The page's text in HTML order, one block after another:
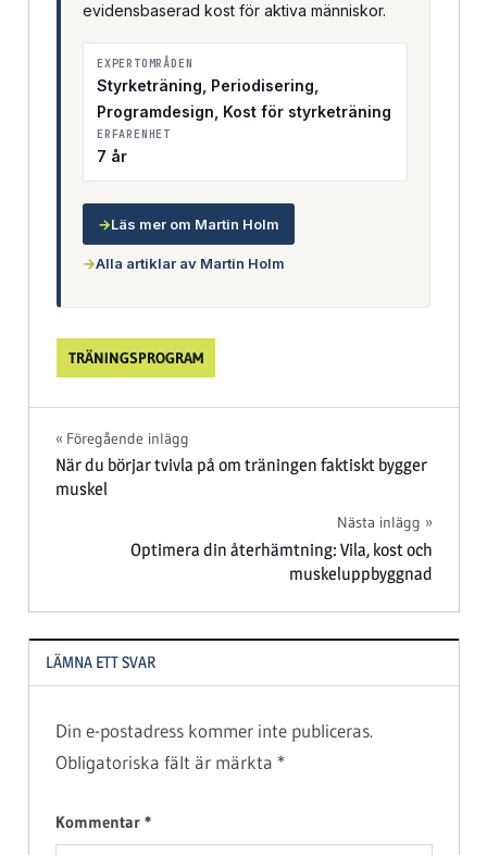
evidensbaserad kost för aktiva människor.
EXPERTOMRÅDEN
Styrketräning, Periodisering,
Programdesign, Kost för styrketräning
ERFARENHET
7 år
→Läs mer om Martin Holm
→Alla artiklar av Martin Holm
TRÄNINGSPROGRAM
Inläggsnavigering
Föregående inlägg
När du börjar tvivla på om träningen faktiskt bygger
muskel
Nästa inlägg
Optimera din återhämtning: Vila, kost och
muskeluppbyggnad
LÄMNA ETT SVAR
Din e-postadress kommer inte publiceras.
Obligatoriska fält är märkta *
Kommentar *